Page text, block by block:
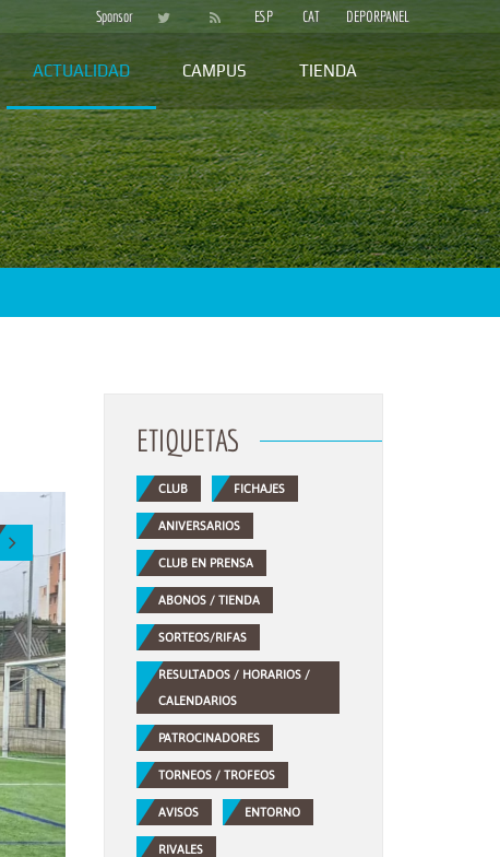
Sponsor ESP CAT DEPORPANEL
ACTUALIDAD CAMPUS TIENDA
ETIQUETAS
CLUB FICHAJES
ANIVERSARIOS
CLUB EN PRENSA
ABONOS / TIENDA
SORTEOS/RIFAS
RESULTADOS / HORARIOS /
CALENDARIOS
PATROCINADORES
TORNEOS / TROFEOS
AVISOS ENTORNO
RIVALES